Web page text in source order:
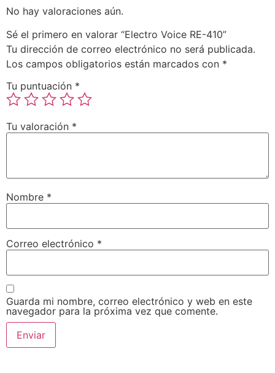
No hay valoraciones aún.
Sé el primero en valorar “Electro Voice RE-410”
Tu dirección de correo electrónico no será publicada.
Los campos obligatorios están marcados con *
Tu puntuación *
Tu valoración *
Nombre *
Correo electrónico *
Guarda mi nombre, correo electrónico y web en este
navegador para la próxima vez que comente.